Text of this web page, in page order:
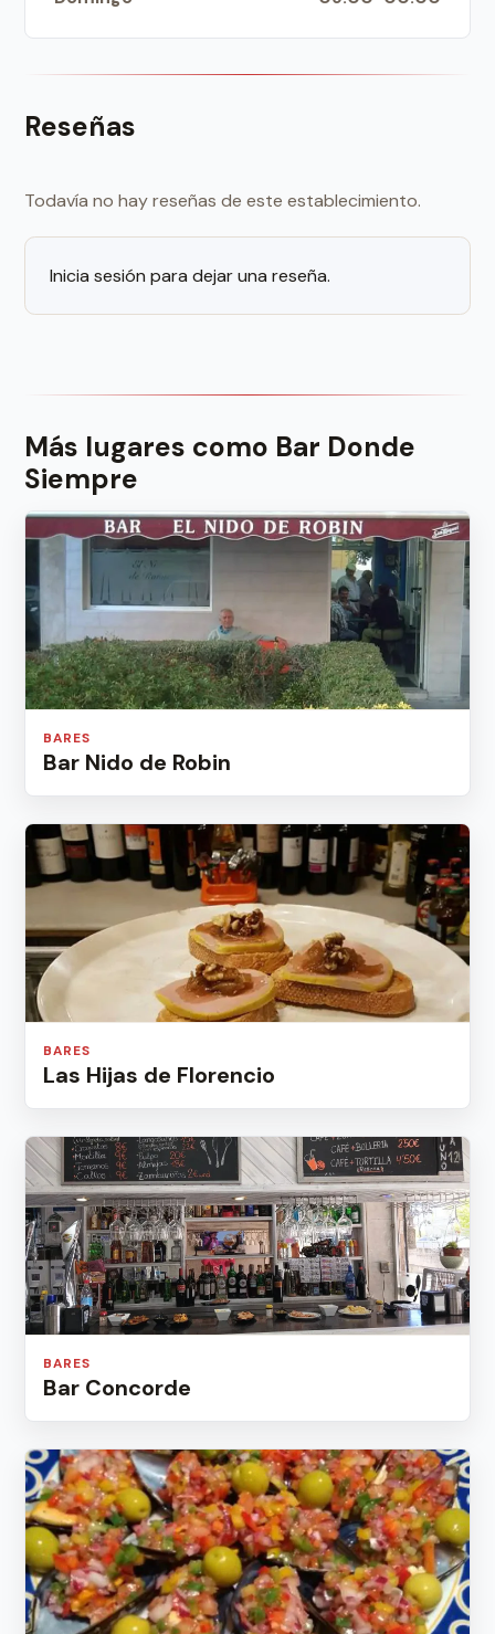
Reseñas
Todavía no hay reseñas de este establecimiento.
Inicia sesión para dejar una reseña.
Más lugares como Bar Donde
Siempre
BARES
Bar Nido de Robin
BARES
Las Hijas de Florencio
BARES
Bar Concorde